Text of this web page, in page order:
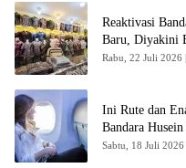
Reaktivasi
Baru, Diyakini
Rabu, 22 Juli 2026
Ini Rute dan
Bandara Husein
Sabtu, 18 Juli 2026